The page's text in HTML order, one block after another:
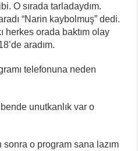
O sırada tarladaydım.
“Narin kaybolmuş” dedi.
herkes orada baktım olay
aradım.
telefonuna neden
unutkanlık var o
o program sana lazım